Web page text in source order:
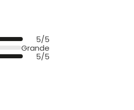
5/5
Grande
5/5